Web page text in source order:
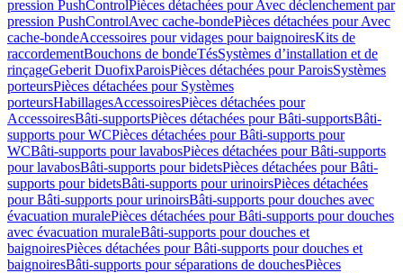
pression PushControlPièces détachées pour Avec déclenchement par
pression PushControlAvec cache-bondePièces détachées pour Avec
cache-bondeAccessoires pour vidages pour baignoiresKits de
raccordementBouchons de bondeTésSystèmes d’installation et de
rinçageGeberit DuofixParoisPièces détachées pour ParoisSystèmes
porteursPièces détachées pour Systèmes
porteursHabillagesAccessoiresPièces détachées pour
AccessoiresBâti-supportsPièces détachées pour Bâti-supportsBâti-
supports pour WCPièces détachées pour Bâti-supports pour
WCBâti-supports pour lavabosPièces détachées pour Bâti-supports
pour lavabosBâti-supports pour bidetsPièces détachées pour Bâti-
supports pour bidetsBâti-supports pour urinoirsPièces détachées
pour Bâti-supports pour urinoirsBâti-supports pour douches avec
évacuation muralePièces détachées pour Bâti-supports pour douches
avec évacuation muraleBâti-supports pour douches et
baignoiresPièces détachées pour Bâti-supports pour douches et
baignoiresBâti-supports pour séparations de douchesPièces